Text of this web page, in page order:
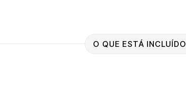
O QUE ESTÁ INCLUÍDO